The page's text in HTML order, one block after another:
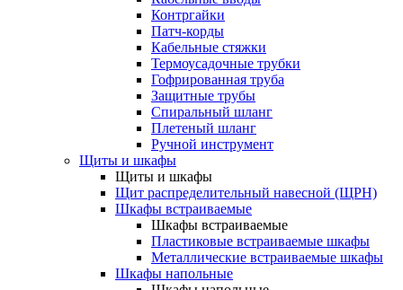
Контргайки
Патч-корды
Кабельные стяжки
Термоусадочные трубки
Гофрированная труба
Защитные трубы
Спиральный шланг
Плетеный шланг
Ручной инструмент
Щиты и шкафы
Щиты и шкафы
Щит распределительный навесной (ЩРН)
Шкафы встраиваемые
Шкафы встраиваемые
Пластиковые встраиваемые шкафы
Металлические встраиваемые шкафы
Шкафы напольные